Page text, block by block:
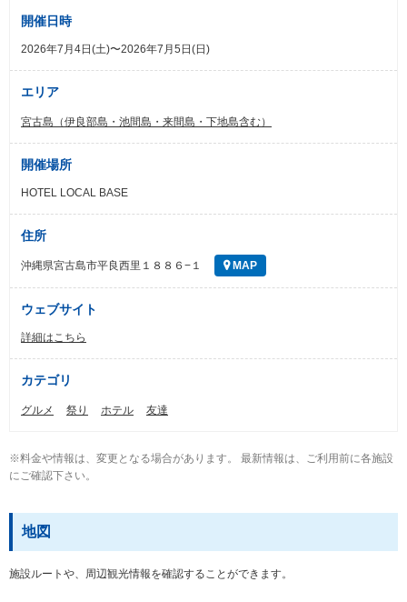
開催日時
2026年7月4日(土)〜2026年7月5日(日)
エリア
宮古島（伊良部島・池間島・来間島・下地島含む）
開催場所
HOTEL LOCAL BASE
住所
沖縄県宮古島市平良西里１８８６−１ MAP
ウェブサイト
詳細はこちら
カテゴリ
グルメ 祭り ホテル 友達
※料金や情報は、変更となる場合があります。 最新情報は、ご利用前に各施設
にご確認下さい。
地図
施設ルートや、周辺観光情報を確認することができます。